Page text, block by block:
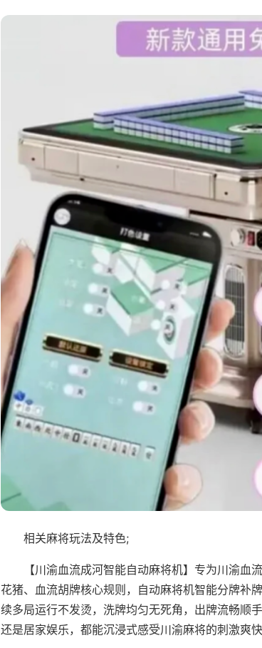
相关麻将玩法及特色;
【川渝血流成河智能自动麻将机】专为川渝
花猪、血流胡牌核心规则，自动麻将机智能分牌补
续多局运行不发烫，洗牌均匀无死角，出牌流畅顺
还是居家娱乐，都能沉浸式感受川渝麻将的刺激爽